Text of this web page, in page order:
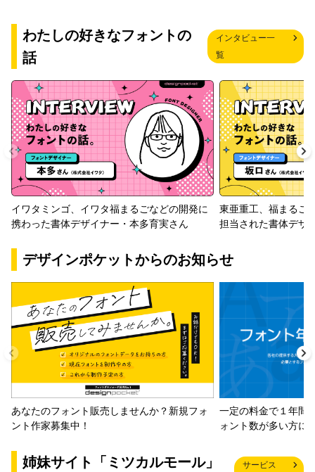
わたしの好きなフォントの
話
インタビュー一
覧
イワタミンゴ、イワタ福まるごなどの開発に
携わった書体デザイナー・本多育実さん
東亜重工、福まるご
担当された書体デザ
デザインポケットからのお知らせ
あなたのフォント販売しませんか？新規フォ
ント作家募集中！
一定の料金で１年間
ォント数が多い方に
姉妹サイト「ミツカルモール」
サービス